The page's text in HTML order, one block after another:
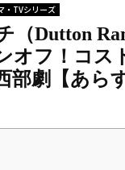
・TVシリーズ
（Dutton
オフ！コス
部劇【あら